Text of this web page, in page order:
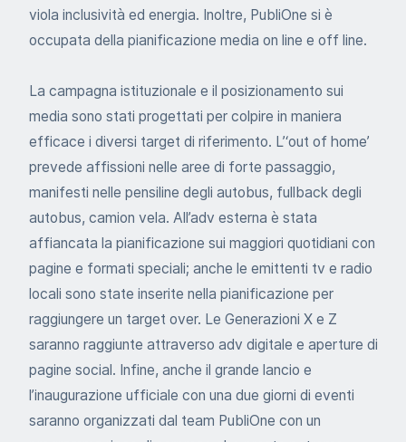
viola inclusività ed energia. Inoltre, PubliOne si è
occupata della pianificazione media on line e off line.
La campagna istituzionale e il posizionamento sui
media sono stati progettati per colpire in maniera
efficace i diversi target di riferimento. L’‘out of home’
prevede affissioni nelle aree di forte passaggio,
manifesti nelle pensiline degli autobus, fullback degli
autobus, camion vela. All’adv esterna è stata
affiancata la pianificazione sui maggiori quotidiani con
pagine e formati speciali; anche le emittenti tv e radio
locali sono state inserite nella pianificazione per
raggiungere un target over. Le Generazioni X e Z
saranno raggiunte attraverso adv digitale e aperture di
pagine social. Infine, anche il grande lancio e
l’inaugurazione ufficiale con una due giorni di eventi
saranno organizzati dal team PubliOne con un